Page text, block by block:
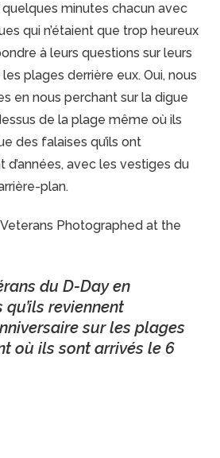
minutes chacun avec
qui n’étaient que trop heureux
à leurs questions sur leurs
plages derrière eux. Oui, nous
en nous perchant sur la digue
de la plage même où ils
des falaises qu’ils ont
d’années, avec les vestiges du
plan.
du D-Day en
reviennent
sur les plages
où ils sont arrivés le 6